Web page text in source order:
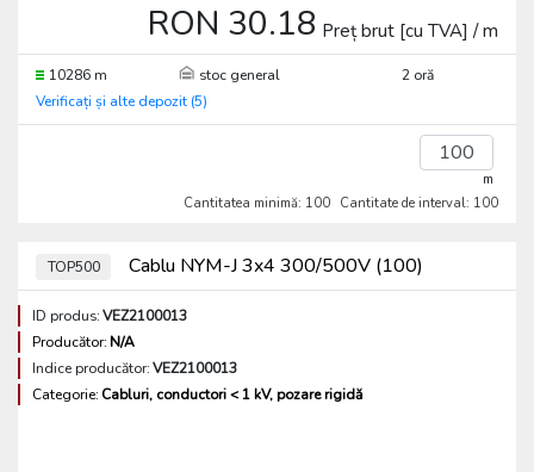
RON 30.18 Preț brut [cu TVA] / m
10286 m stoc general
2 oră
Verificați și alte depozit (5)
m
Cantitatea minimă: 100 Cantitate de interval: 100
TOP500 Cablu NYM-J 3x4 300/500V (100)
ID produs:VEZ2100013
Producător:N/A
Indice producător:VEZ2100013
Categorie: Cabluri, conductori < 1 kV, pozare rigidă